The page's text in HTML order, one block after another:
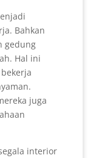
Bahkan
gedung
Hal ini
juga
interior